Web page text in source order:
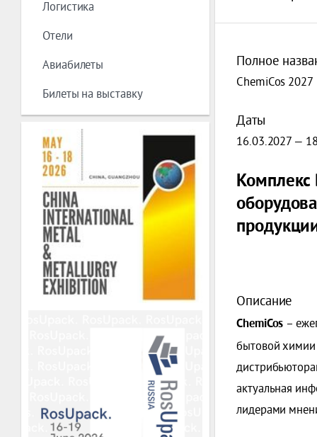
Логистика
Отели
Авиабилеты
Билеты на выставку
Полное
ChemiCos 2027
Даты
16.03.2027 —
Комплекс
Описание
ChemiCos ­­­­­­­­­­–
бытовой
актуальная
лидерами